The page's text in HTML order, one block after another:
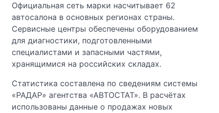
Официальная сеть марки насчитывает 62
автосалона в основных регионах страны.
Сервисные центры обеспечены оборудованием
для диагностики, подготовленными
специалистами и запасными частями,
хранящимися на российских складах.
Статистика составлена по сведениям системы
«РАДАР» агентства «АВТОСТАТ». В расчётах
использованы данные о продажах новых